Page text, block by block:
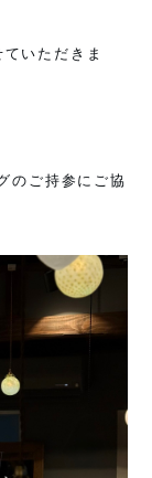
いただきま
のご持参にご協